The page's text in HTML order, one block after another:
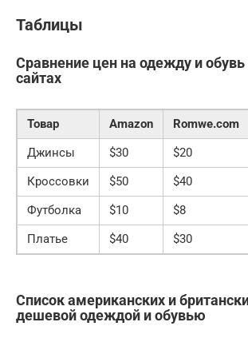
Таблицы
Сравнение цен на одежду и
сайтах
Товар Amazon Romwe.com
Джинсы
$30 $20
Кроссовки
$50 $40
Футболка
$10 $8
Платье
$40 $30
Список американских и
дешевой одеждой и обувью